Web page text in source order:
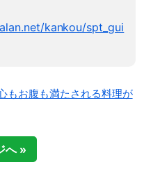
kankou/spt_gui
もお腹も満たされる料理が
へ »